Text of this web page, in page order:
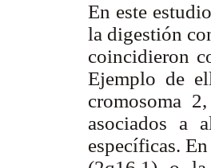
En este
la digestión
coincidieron
Ejemplo de
cromosoma
asociados a
específicas.